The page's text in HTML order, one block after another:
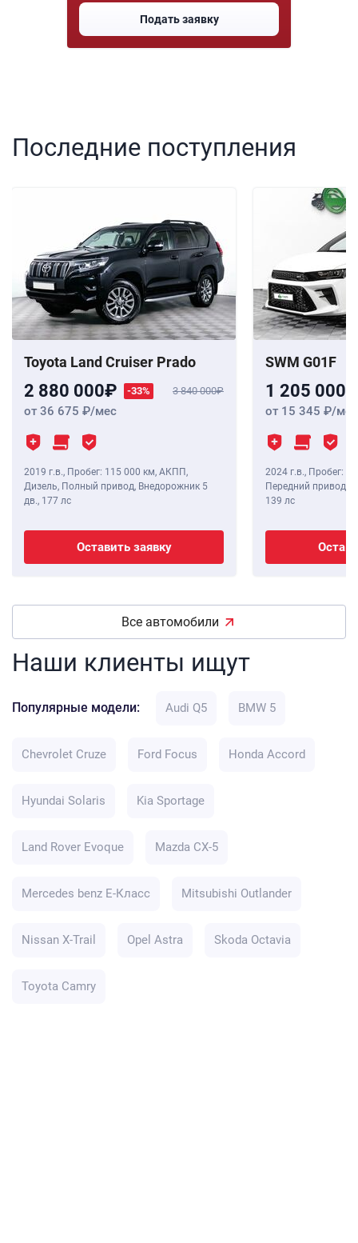
Подать заявку
Последние поступления
Toyota Land Cruiser Prado
2 880 000 -33% 3 840 000
от 36 675 /мес
2019 г.в., Пробег: 115 000 км, АКПП,
Дизель, Полный привод, Внедорожник 5
дв., 177 лс
Оставить заявку
SWM G01F
1 205 000
от 15 345 /мес
2024 г.в., Пробег: 8
Передний привод,
139 лс
Все автомобили
Наши клиенты ищут
Популярные модели: Audi Q5 BMW 5
Chevrolet Cruze Ford Focus Honda Accord
Hyundai Solaris Kia Sportage
Land Rover Evoque Mazda CX-5
Mercedes benz E-Класс Mitsubishi Outlander
Nissan X-Trail Opel Astra Skoda Octavia
Toyota Camry